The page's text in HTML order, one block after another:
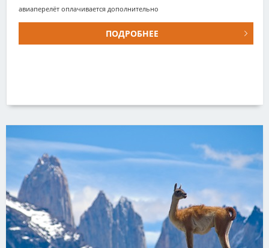
авиаперелёт оплачивается дополнительно
ПОДРОБНЕЕ